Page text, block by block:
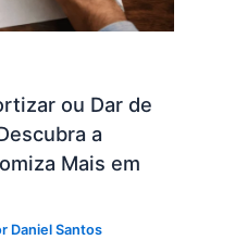
ou Dar de
a
Mais em
Daniel Santos